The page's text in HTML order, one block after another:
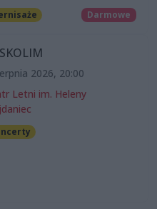
Darmowe
SKOLIM
2026, 20:00
Letni im. Heleny